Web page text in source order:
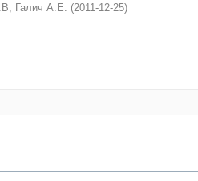
; Галич А.Е. (2011-12-25)